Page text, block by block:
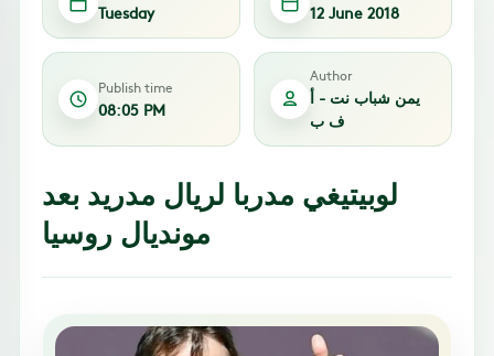
Tuesday 12 June 2018
Publish time
08:05 PM
Author
يمن شباب نت - أ
ف ب
لوبيتيغي مدربا لريال مدريد بعد
مونديال روسيا